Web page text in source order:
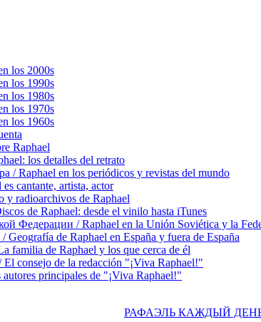
los 2000s
los 1990s
los 1980s
los 1970s
los 1960s
Raphael
los detalles del retrato
/ Raphael en los periódicos y revistas del mundo
cantante, artista, actor
y radioarchivos de Raphael
de Raphael: desde el vinilo hasta iTunes
Федерации / Raphael en la Unión Soviética y la
de Raphael en España y fuera de España
familia de Raphael y los que cerca de él
consejo de la redacción "¡Viva Raphael!"
principales de "¡Viva Raphael!"
РАФАЭЛЬ КАЖДЫЙ ДЕНЬ